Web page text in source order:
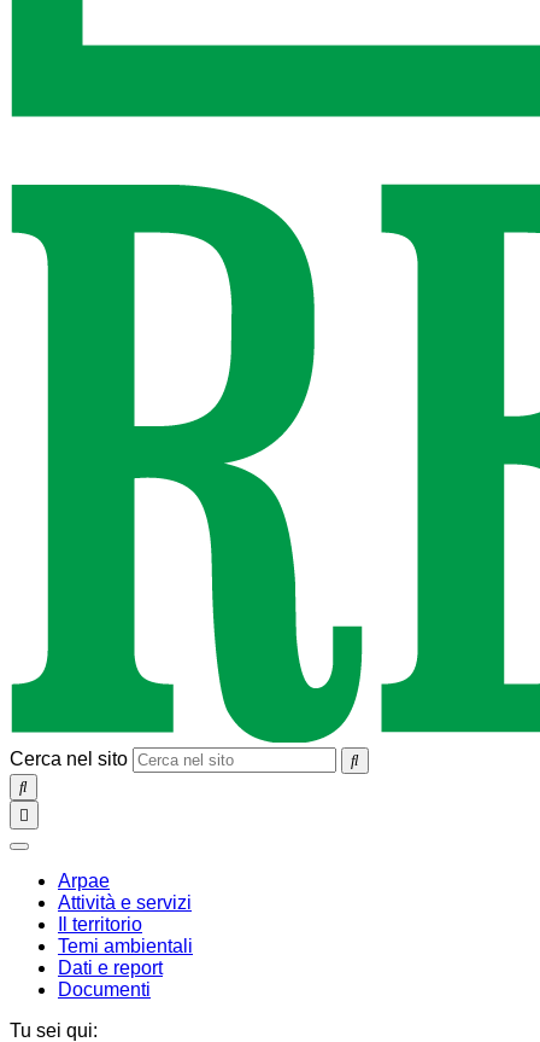
Cerca nel sito
SEARCH
Toggle
navigation
chiudi
Arpae
Attività e servizi
Il territorio
Temi ambientali
Dati e report
Documenti
Tu sei qui: